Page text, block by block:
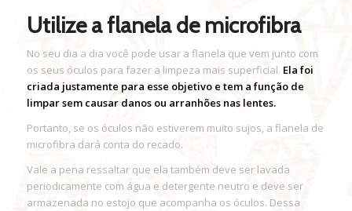
Utilize a flanela de microfibra
No seu dia a dia você pode usar a flanela que vem junto com
os seus óculos para fazer a limpeza mais superficial. Ela foi
criada justamente para esse objetivo e tem a função de
limpar sem causar danos ou arranhões nas lentes.
Portanto, se os óculos não estiverem muito sujos, a flanela de
microfibra dará conta do recado.
Vale a pena ressaltar que ela também deve ser lavada
periodicamente com água e detergente neutro e deve ser
armazenada no estojo que acompanha os óculos. Dessa